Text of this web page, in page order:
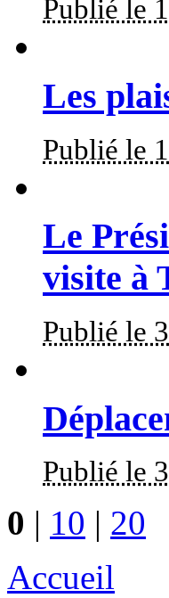
Publié le
Les
Publié le
Le
visite à
Publié le
Publié le
0 | 10 | 20
Accueil